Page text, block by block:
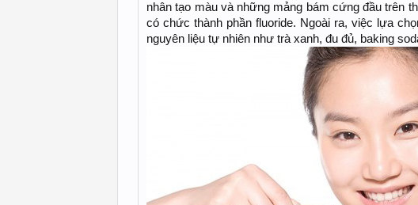
nhân tạo màu và những mảng bám cứng đầu trên
có chức thành phần fluoride. Ngoài ra, việc lựa
nguyên liệu tự nhiên như trà xanh, đu đủ, baking